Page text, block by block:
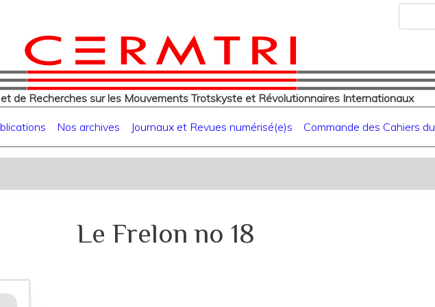
contenu
principal
de Recherches sur les Mouvements Trotskyste et Révolutionnaires Internationaux
Rechercher
Nos archives Journaux et Revues numérisé(e)s Commande des Cahiers
Le Frelon no 18